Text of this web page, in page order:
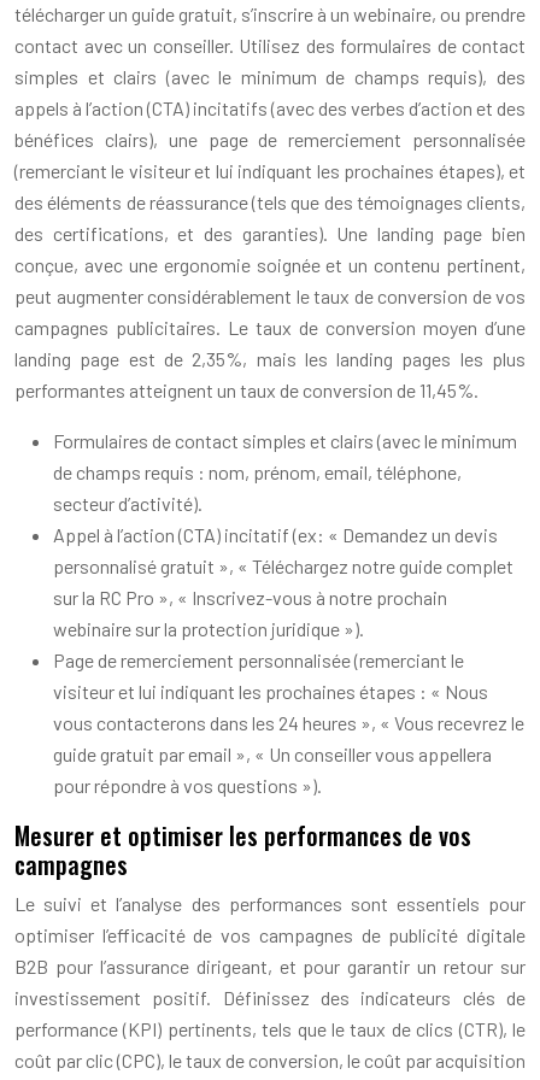
télécharger un guide gratuit, s’inscrire à un webinaire, ou prendre
contact avec un conseiller. Utilisez des formulaires de contact
simples et clairs (avec le minimum de champs requis), des
appels à l’action (CTA) incitatifs (avec des verbes d’action et des
bénéfices clairs), une page de remerciement personnalisée
(remerciant le visiteur et lui indiquant les prochaines étapes), et
des éléments de réassurance (tels que des témoignages clients,
des certifications, et des garanties). Une landing page bien
conçue, avec une ergonomie soignée et un contenu pertinent,
peut augmenter considérablement le taux de conversion de vos
campagnes publicitaires. Le taux de conversion moyen d’une
landing page est de 2,35%, mais les landing pages les plus
performantes atteignent un taux de conversion de 11,45%.
Formulaires de contact simples et clairs (avec le minimum
de champs requis : nom, prénom, email, téléphone,
secteur d’activité).
Appel à l’action (CTA) incitatif (ex: « Demandez un devis
personnalisé gratuit », « Téléchargez notre guide complet
sur la RC Pro », « Inscrivez-vous à notre prochain
webinaire sur la protection juridique »).
Page de remerciement personnalisée (remerciant le
visiteur et lui indiquant les prochaines étapes : « Nous
vous contacterons dans les 24 heures », « Vous recevrez le
guide gratuit par email », « Un conseiller vous appellera
pour répondre à vos questions »).
Mesurer et optimiser les performances de vos
campagnes
Le suivi et l’analyse des performances sont essentiels pour
optimiser l’efficacité de vos campagnes de publicité digitale
B2B pour l’assurance dirigeant, et pour garantir un retour sur
investissement positif. Définissez des indicateurs clés de
performance (KPI) pertinents, tels que le taux de clics (CTR), le
coût par clic (CPC), le taux de conversion, le coût par acquisition